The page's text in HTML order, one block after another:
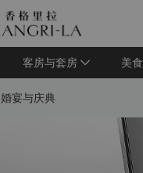
客房与套房 美食
婚宴与庆典